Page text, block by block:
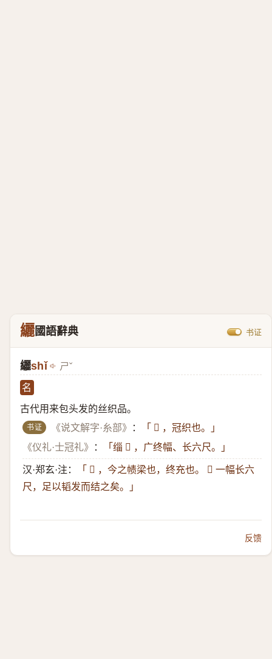
纚國語辭典 书证
纚shǐ ㄕˇ
名
古代用来包头发的丝织品。
书证 《说文解字·糸部》 ：
「 𫄥 ，冠织也。」
《仪礼·士冠礼》
： 「缁 𫄥 ，广终幅、长六尺。」
汉·郑玄·注：
「 𫄥 ，今之帻梁也，终充也。 𫄥 一幅长六
尺，足以韬发而结之矣。」
反馈